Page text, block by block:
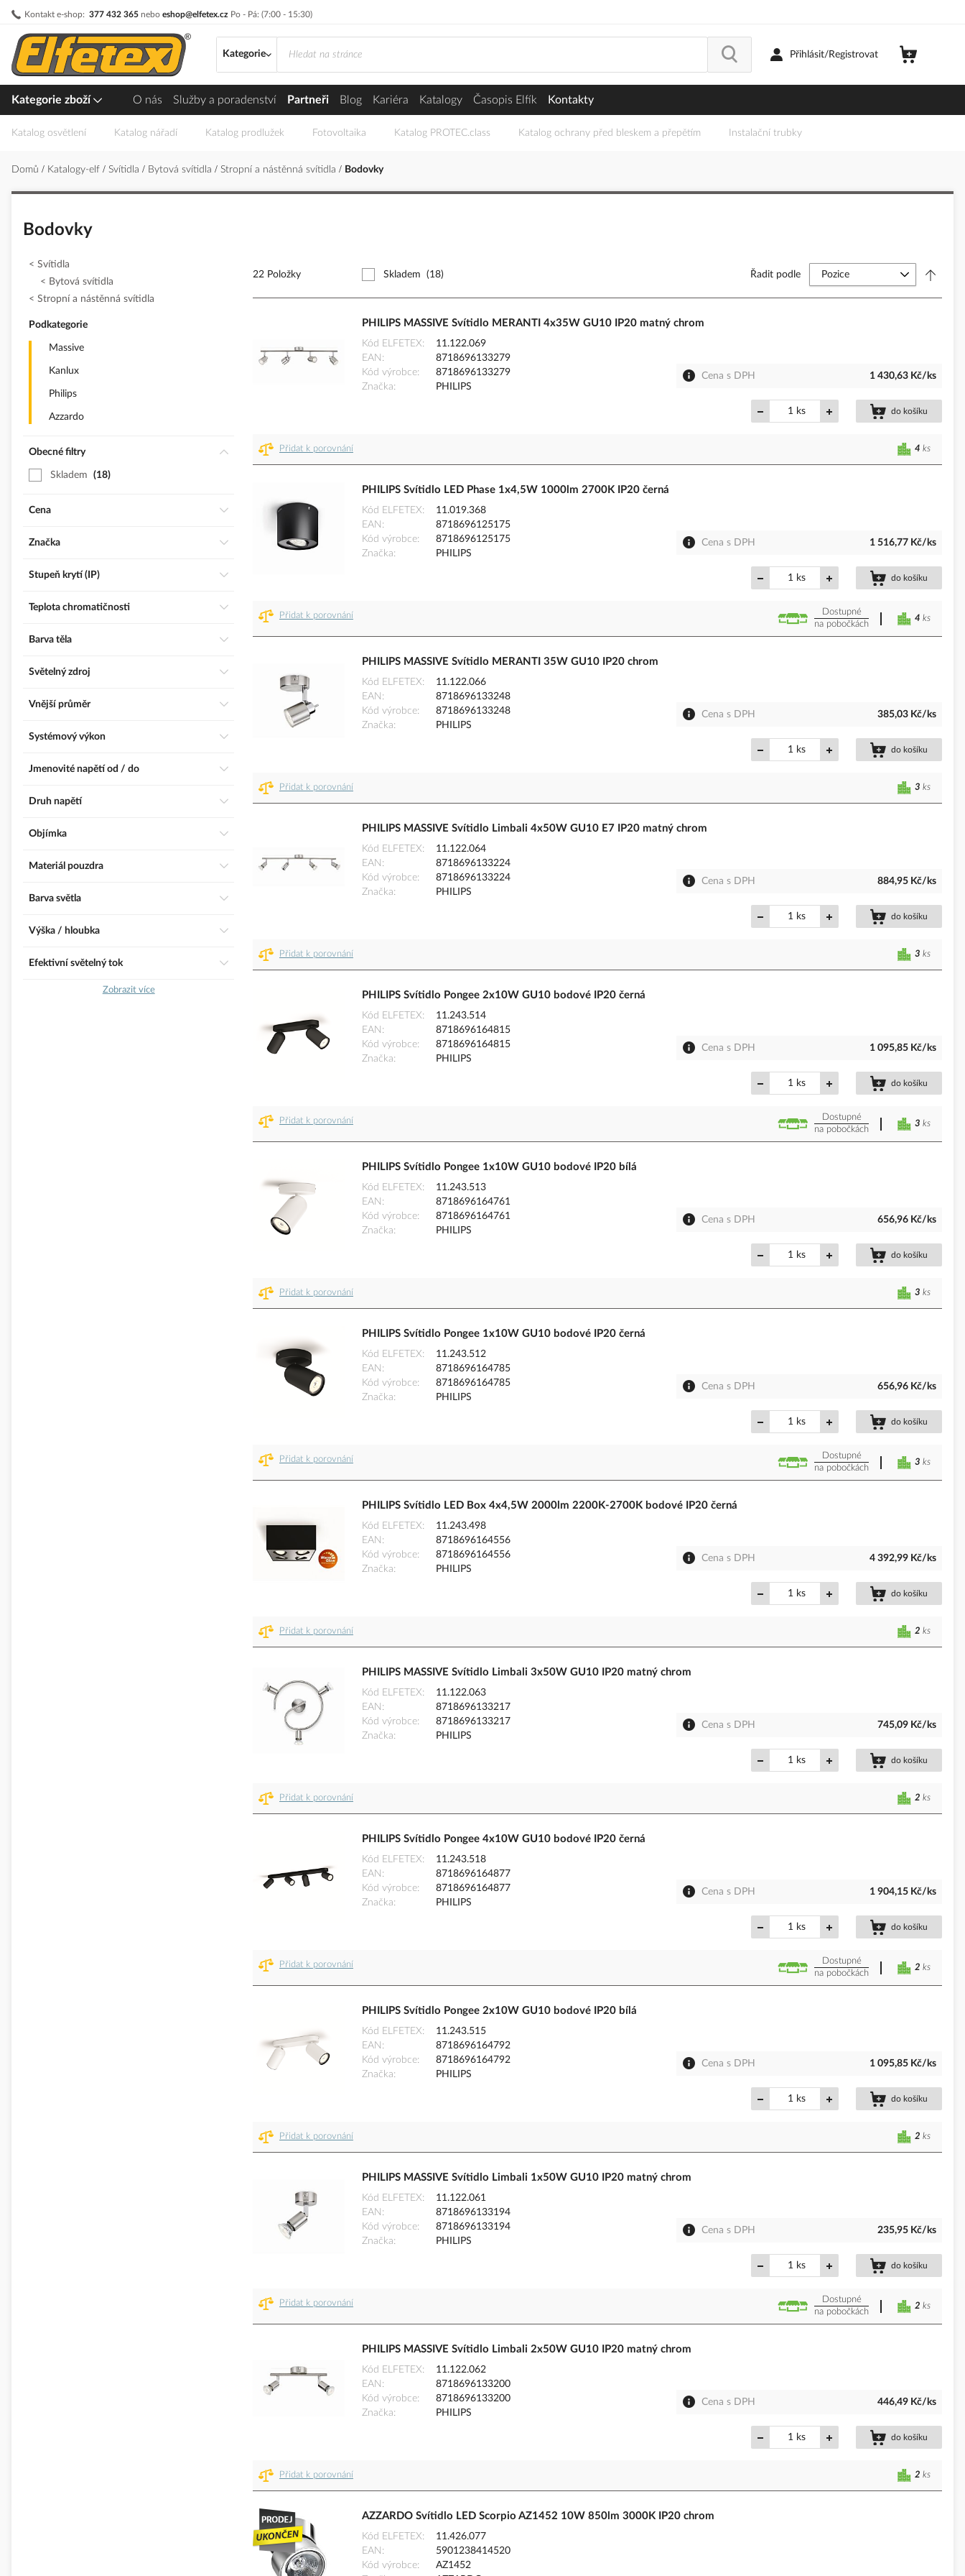
Kontakt e-shop: 377 432 365 nebo eshop@elfetex.cz Po - Pá: (7:00 - 15:30)
Přejít
obsah
Kategorie
Přihlásit/Registrovat
Kategorie zboží O nás Služby a poradenství Partneři Blog Kariéra Katalogy Časopis Elfík Kontakty
Katalog osvětlení Katalog nářadí Katalog prodlužek Fotovoltaika Katalog PROTEC.class Katalog ochrany před bleskem a přepětím Instalační trubky
Domů Katalogy-elf Svítidla Bytová svítidla Stropní a nástěnná svítidla Bodovky
Bodovky
22 Položky Skladem (18) Řadit podle
PHILIPS MASSIVE Svítidlo MERANTI 4x35W GU10 IP20 matný chrom
Kód ELFETEX
11.122.069
EAN
8718696133279
Kód výrobce
8718696133279
Značka
PHILIPS
Cena s DPH 1 430,63 Kč/ks
ks do košíku
Přidat k porovnání 4 ks
PHILIPS Svítidlo LED Phase 1x4,5W 1000lm 2700K IP20 černá
Kód ELFETEX
11.019.368
EAN
8718696125175
Kód výrobce
8718696125175
Značka
PHILIPS
Cena s DPH 1 516,77 Kč/ks
ks do košíku
Přidat k porovnání
Dostupné
na pobočkách
4 ks
PHILIPS MASSIVE Svítidlo MERANTI 35W GU10 IP20 chrom
Kód ELFETEX
11.122.066
EAN
8718696133248
Kód výrobce
8718696133248
Značka
PHILIPS
Cena s DPH 385,03 Kč/ks
ks do košíku
Přidat k porovnání 3 ks
PHILIPS MASSIVE Svítidlo Limbali 4x50W GU10 E7 IP20 matný chrom
Kód ELFETEX
11.122.064
EAN
8718696133224
Kód výrobce
8718696133224
Značka
PHILIPS
Cena s DPH 884,95 Kč/ks
ks do košíku
Přidat k porovnání 3 ks
PHILIPS Svítidlo Pongee 2x10W GU10 bodové IP20 černá
Kód ELFETEX
11.243.514
EAN
8718696164815
Kód výrobce
8718696164815
Značka
PHILIPS
Cena s DPH 1 095,85 Kč/ks
ks do košíku
Přidat k porovnání
Dostupné
na pobočkách
3 ks
PHILIPS Svítidlo Pongee 1x10W GU10 bodové IP20 bílá
Kód ELFETEX
11.243.513
EAN
8718696164761
Kód výrobce
8718696164761
Značka
PHILIPS
Cena s DPH 656,96 Kč/ks
ks do košíku
Přidat k porovnání 3 ks
PHILIPS Svítidlo Pongee 1x10W GU10 bodové IP20 černá
Kód ELFETEX
11.243.512
EAN
8718696164785
Kód výrobce
8718696164785
Značka
PHILIPS
Cena s DPH 656,96 Kč/ks
ks do košíku
Přidat k porovnání
Dostupné
na pobočkách
3 ks
PHILIPS Svítidlo LED Box 4x4,5W 2000lm 2200K-2700K bodové IP20 černá
Kód ELFETEX
11.243.498
EAN
8718696164556
Kód výrobce
8718696164556
Značka
PHILIPS
Cena s DPH 4 392,99 Kč/ks
ks do košíku
Přidat k porovnání 2 ks
PHILIPS MASSIVE Svítidlo Limbali 3x50W GU10 IP20 matný chrom
Kód ELFETEX
11.122.063
EAN
8718696133217
Kód výrobce
8718696133217
Značka
PHILIPS
Cena s DPH 745,09 Kč/ks
ks do košíku
Přidat k porovnání 2 ks
PHILIPS Svítidlo Pongee 4x10W GU10 bodové IP20 černá
Kód ELFETEX
11.243.518
EAN
8718696164877
Kód výrobce
8718696164877
Značka
PHILIPS
Cena s DPH 1 904,15 Kč/ks
ks do košíku
Přidat k porovnání
Dostupné
na pobočkách
2 ks
PHILIPS Svítidlo Pongee 2x10W GU10 bodové IP20 bílá
Kód ELFETEX
11.243.515
EAN
8718696164792
Kód výrobce
8718696164792
Značka
PHILIPS
Cena s DPH 1 095,85 Kč/ks
ks do košíku
Přidat k porovnání 2 ks
PHILIPS MASSIVE Svítidlo Limbali 1x50W GU10 IP20 matný chrom
Kód ELFETEX
11.122.061
EAN
8718696133194
Kód výrobce
8718696133194
Značka
PHILIPS
Cena s DPH 235,95 Kč/ks
ks do košíku
Přidat k porovnání
Dostupné
na pobočkách
2 ks
PHILIPS MASSIVE Svítidlo Limbali 2x50W GU10 IP20 matný chrom
Kód ELFETEX
11.122.062
EAN
8718696133200
Kód výrobce
8718696133200
Značka
PHILIPS
Cena s DPH 446,49 Kč/ks
ks do košíku
Přidat k porovnání 2 ks
AZZARDO Svítidlo LED Scorpio AZ1452 10W 850lm 3000K IP20 chrom
Kód ELFETEX
11.426.077
EAN
5901238414520
Kód výrobce
AZ1452
Svítidla
Bytová svítidla
Stropní a nástěnná svítidla
Podkategorie
Massive
Kanlux
Philips
Azzardo
Obecné filtry
Skladem 18
Cena
Značka
Stupeň krytí (IP)
Teplota chromatičnosti
Barva těla
Světelný zdroj
Vnější průměr
Systémový výkon
Jmenovité napětí od / do
Druh napětí
Objímka
Materiál pouzdra
Barva světla
Výška / hloubka
Efektivní světelný tok
Zobrazit více